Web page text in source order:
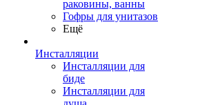
раковины, ванны
Гофры для унитазов
Ещё
Инсталляции
Инсталляции для
биде
Инсталляции для